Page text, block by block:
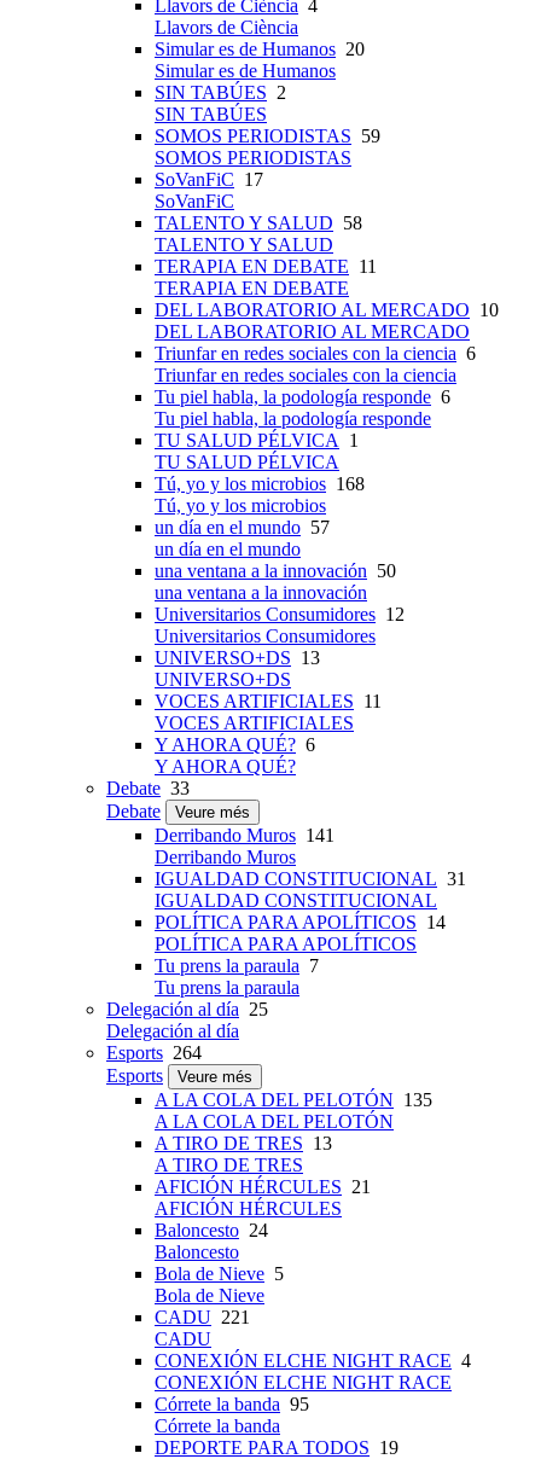
Llavors de Ciència 4
Llavors de Ciència
Simular es de Humanos 20
Simular es de Humanos
SIN TABÚES 2
SIN TABÚES
SOMOS PERIODISTAS 59
SOMOS PERIODISTAS
SoVanFiC 17
SoVanFiC
TALENTO Y SALUD 58
TALENTO Y SALUD
TERAPIA EN DEBATE 11
TERAPIA EN DEBATE
DEL LABORATORIO AL MERCADO 10
DEL LABORATORIO AL MERCADO
Triunfar en redes sociales con la ciencia 6
Triunfar en redes sociales con la ciencia
Tu piel habla, la podología responde 6
Tu piel habla, la podología responde
TU SALUD PÉLVICA 1
TU SALUD PÉLVICA
Tú, yo y los microbios 168
Tú, yo y los microbios
un día en el mundo 57
un día en el mundo
una ventana a la innovación 50
una ventana a la innovación
Universitarios Consumidores 12
Universitarios Consumidores
UNIVERSO+DS 13
UNIVERSO+DS
VOCES ARTIFICIALES 11
VOCES ARTIFICIALES
Y AHORA QUÉ? 6
Y AHORA QUÉ?
Debate 33
Debate
Veure més
Derribando Muros 141
Derribando Muros
IGUALDAD CONSTITUCIONAL 31
IGUALDAD CONSTITUCIONAL
POLÍTICA PARA APOLÍTICOS 14
POLÍTICA PARA APOLÍTICOS
Tu prens la paraula 7
Tu prens la paraula
Delegación al día 25
Delegación al día
Esports 264
Esports
Veure més
A LA COLA DEL PELOTÓN 135
A LA COLA DEL PELOTÓN
A TIRO DE TRES 13
A TIRO DE TRES
AFICIÓN HÉRCULES 21
AFICIÓN HÉRCULES
Baloncesto 24
Baloncesto
Bola de Nieve 5
Bola de Nieve
CADU 221
CADU
CONEXIÓN ELCHE NIGHT RACE 4
CONEXIÓN ELCHE NIGHT RACE
Córrete la banda 95
Córrete la banda
DEPORTE PARA TODOS 19